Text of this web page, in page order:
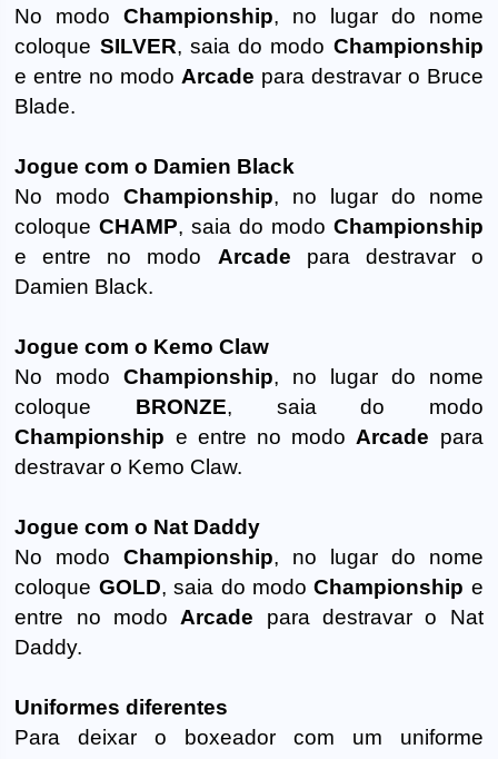
No modoChampionship, no lugar do nome
coloque SILVER, saia do modo Championship
e entre no modo Arcade para destravar o Bruce
Blade.
Jogue com o Damien Black
No modoChampionship, no lugar do nome
coloqueCHAMP, saia do modo Championship
e entre no modo Arcade para destravar o
Damien Black.
Jogue com o Kemo Claw
No modoChampionship, no lugar do nome
coloque BRONZE, saia do modo
Championship e entre no modoArcade para
destravar o Kemo Claw.
Jogue com o Nat Daddy
No modoChampionship, no lugar do nome
coloque GOLD, saia do modoChampionship e
entre no modoArcade para destravar o Nat
Daddy.
Uniformes diferentes
Para deixar o boxeador com um uniforme